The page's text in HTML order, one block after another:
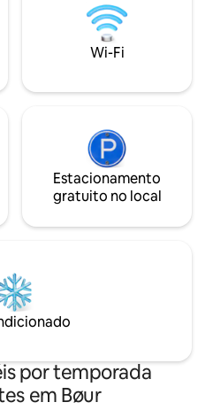
para
da
melhores
sustentabilidade
instalação de um
aquecimento
Consulte nosso
Wi-Fi
Estacionamento
gratuito no local
por temporada
em Bøur